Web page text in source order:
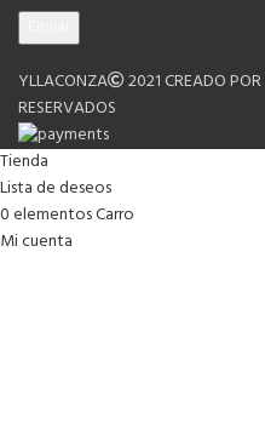
YLLACONZA 2021 CREADO POR
RESERVADOS
Tienda
Lista de deseos
0elementosCarro
Mi cuenta